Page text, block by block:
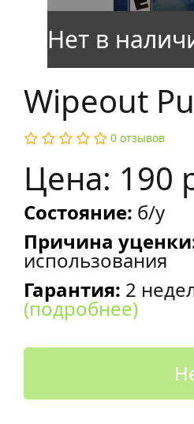
Wipeout
0 отзывов
Цена: 190
Состояние: б/у
Причина
использования
Гарантия: 2
(подробнее)